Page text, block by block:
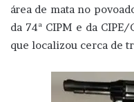
área de mata no
da 74ª CIPM e da
que localizou cerca de